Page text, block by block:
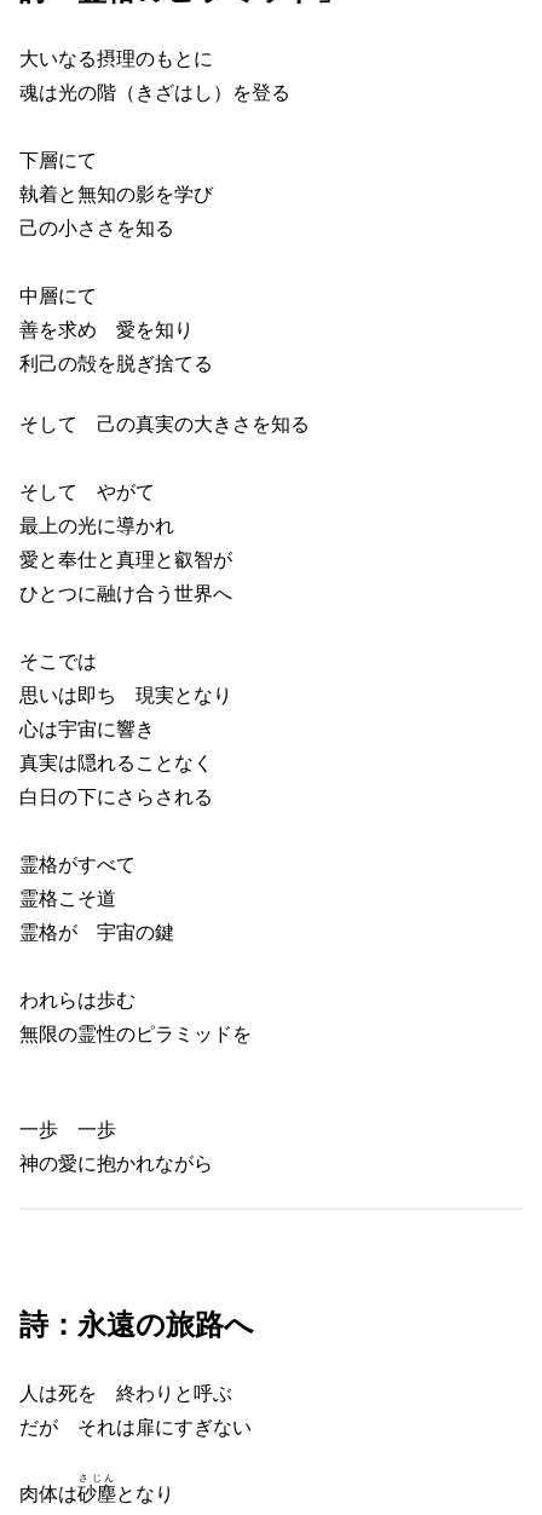
大いなる摂理のもとに
魂は光の階（きざはし）を登る
下層にて
執着と無知の影を学び
己の小ささを知る
中層にて
善を求め 愛を知り
利己の殻を脱ぎ捨てる
そして 己の真実の大きさを知る
そして やがて
最上の光に導かれ
愛と奉仕と真理と叡智が
ひとつに融け合う世界へ
そこでは
思いは即ち 現実となり
心は宇宙に響き
真実は隠れることなく
白日の下にさらされる
霊格がすべて
霊格こそ道
霊格が 宇宙の鍵
われらは歩む
無限の霊性のピラミッドを
一歩 一歩
神の愛に抱かれながら
詩：永遠の旅路へ
人は死を 終わりと呼ぶ
だが それは扉にすぎない
肉体は砂塵
さじん
となり